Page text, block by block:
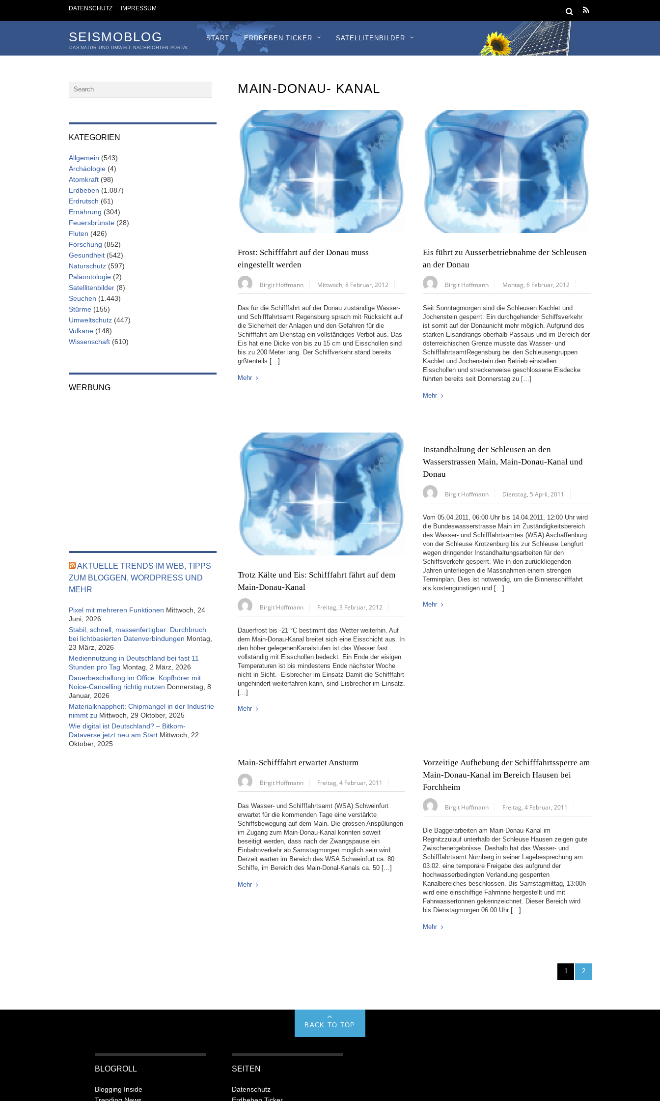
DATENSCHUTZ IMPRESSUM
SEISMOBLOG
DAS NATUR UND UMWELT NACHRICHTEN PORTAL
START ERDBEBEN TICKER SATELLITENBILDER
MAIN-DONAU- KANAL
Frost: Schifffahrt auf der Donau muss
eingestellt werden
Birgit Hoffmann Mittwoch, 8 Februar, 2012
Das für die Schifffahrt auf der Donau zuständige Wasser-
und Schifffahrtsamt Regensburg sprach mit Rücksicht auf
die Sicherheit der Anlagen und den Gefahren für die
Schifffahrt am Dienstag ein vollständiges Verbot aus. Das
Eis hat eine Dicke von bis zu 15 cm und Eisschollen sind
bis zu 200 Meter lang. Der Schiffverkehr stand bereits
grßtenteils […]
Mehr
Eis führt zu Ausserbetriebnahme der Schleusen
an der Donau
Birgit Hoffmann Montag, 6 Februar, 2012
Seit Sonntagmorgen sind die Schleusen Kachlet und
Jochenstein gesperrt. Ein durchgehender Schiffsverkehr
ist somit auf der Donaunicht mehr möglich. Aufgrund des
starken Eisandrangs oberhalb Passaus und im Bereich der
österreichischen Grenze musste das Wasser- und
SchifffahrtsamtRegensburg bei den Schleusengruppen
Kachlet und Jochenstein den Betrieb einstellen.
Eisschollen und streckenweise geschlossene Eisdecke
führten bereits seit Donnerstag zu […]
Mehr
Trotz Kälte und Eis: Schifffahrt fährt auf dem
Main-Donau-Kanal
Birgit Hoffmann Freitag, 3 Februar, 2012
Dauerfrost bis -21 °C bestimmt das Wetter weiterhin. Auf
dem Main-Donau-Kanal breitet sich eine Eisschicht aus. In
den höher gelegenenKanalstufen ist das Wasser fast
vollständig mit Eisschollen bedeckt. Ein Ende der eisigen
Temperaturen ist bis mindestens Ende nächster Woche
nicht in Sicht. Eisbrecher im Einsatz Damit die Schifffahrt
ungehindert weiterfahren kann, sind Eisbrecher im Einsatz.
[…]
Mehr
Instandhaltung der Schleusen an den
Wasserstrassen Main, Main-Donau-Kanal und
Donau
Birgit Hoffmann Dienstag, 5 April, 2011
Vom 05.04.2011, 06:00 Uhr bis 14.04.2011, 12:00 Uhr wird
die Bundeswasserstrasse Main im Zuständigkeitsbereich
des Wasser- und Schifffahrtsamtes (WSA) Aschaffenburg
von der Schleuse Krotzenburg bis zur Schleuse Lengfurt
wegen dringender Instandhaltungsarbeiten für den
Schiffsverkehr gesperrt. Wie in den zurückliegenden
Jahren unterliegen die Massnahmen einem strengen
Terminplan. Dies ist notwendig, um die Binnenschifffahrt
als kostengünstigen und […]
Mehr
Main-Schifffahrt erwartet Ansturm
Birgit Hoffmann Freitag, 4 Februar, 2011
Das Wasser- und Schifffahrtsamt (WSA) Schweinfurt
erwartet für die kommenden Tage eine verstärkte
Schiffsbewegung auf dem Main. Die grossen Anspülungen
im Zugang zum Main-Donau-Kanal konnten soweit
beseitigt werden, dass nach der Zwangspause ein
Einbahnverkehr ab Samstagmorgen möglich sein wird.
Derzeit warten im Bereich des WSA Schweinfurt ca. 80
Schiffe, im Bereich des Main-Donal-Kanals ca. 50 […]
Mehr
Vorzeitige Aufhebung der Schifffahrtssperre am
Main-Donau-Kanal im Bereich Hausen bei
Forchheim
Birgit Hoffmann Freitag, 4 Februar, 2011
Die Baggerarbeiten am Main-Donau-Kanal im
Regnitzzulauf unterhalb der Schleuse Hausen zeigen gute
Zwischenergebnisse. Deshalb hat das Wasser- und
Schifffahrtsamt Nürnberg in seiner Lagebesprechung am
03.02. eine temporäre Freigabe des aufgrund der
hochwasserbedingten Verlandung gesperrten
Kanalbereiches beschlossen. Bis Samstagmittag, 13:00h
wird eine einschiffige Fahrrinne hergestellt und mit
Fahrwassertonnen gekennzeichnet. Dieser Bereich wird
bis Dienstagmorgen 06:00 Uhr […]
Mehr
1 2
KATEGORIEN
Allgemein (543)
Archäologie (4)
Atomkraft (98)
Erdbeben (1.087)
Erdrutsch (61)
Ernährung (304)
Feuersbrünste (28)
Fluten (426)
Forschung (852)
Gesundheit (542)
Naturschutz (597)
Paläontologie (2)
Satellitenbilder (8)
Seuchen (1.443)
Stürme (155)
Umweltschutz (447)
Vulkane (148)
Wissenschaft (610)
WERBUNG
AKTUELLE TRENDS IM WEB, TIPPS
ZUM BLOGGEN, WORDPRESS UND
MEHR
Pixel mit mehreren Funktionen Mittwoch, 24
Juni, 2026
Stabil, schnell, massenfertigbar: Durchbruch
bei lichtbasierten Datenverbindungen Montag,
23 März, 2026
Mediennutzung in Deutschland bei fast 11
Stunden pro Tag Montag, 2 März, 2026
Dauerbeschallung im Office: Kopfhörer mit
Noice-Cancelling richtig nutzen Donnerstag, 8
Januar, 2026
Materialknappheit: Chipmangel in der Industrie
nimmt zu Mittwoch, 29 Oktober, 2025
Wie digital ist Deutschland? – Bitkom-
Dataverse jetzt neu am Start Mittwoch, 22
Oktober, 2025
BACK TO TOP
BLOGROLL
Blogging Inside
SEITEN
Datenschutz